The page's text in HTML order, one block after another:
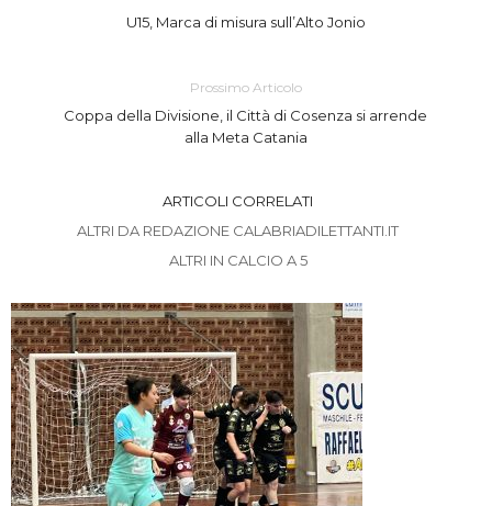
U15, Marca di misura sull’Alto Jonio
Prossimo Articolo
Coppa della Divisione, il Città di Cosenza si arrende
alla Meta Catania
ARTICOLI CORRELATI
ALTRI DA REDAZIONE CALABRIADILETTANTI.IT
ALTRI IN CALCIO A 5